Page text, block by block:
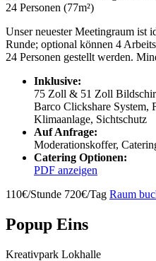
24 Personen (77m²)
Unser neuester Meetingraum ist
Runde; optional können 4
24 Personen gestellt werden.
Inklusive:
75 Zoll & 51 Zoll
Barco Clickshare System,
Klimaanlage, Sichtschutz
Auf Anfrage:
Moderationskoffer,
Catering Optionen:
PDF anzeigen
110€/Stunde 720€/Tag Raum
Popup Eins
Kreativpark Lokhalle